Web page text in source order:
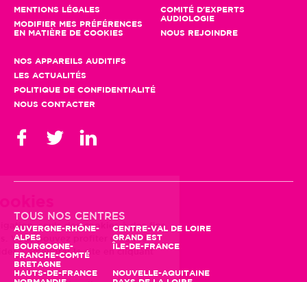
En poursuivant votre navigation, seuls
des cookies à des fins statistiques
seront utilisés. Vous pouvez profiter
d'autres fonctionnalités et nous aider à améliorer le site en
cliquant sur "Accepter"
MENTIONS LÉGALES
MODIFIER MES PRÉFÉRENCES
EN MATIÈRE DE COOKIES
COMITÉ D'EXPERTS
AUDIOLOGIE
NOUS REJOINDRE
NOS APPAREILS AUDITIFS
LES ACTUALITÉS
POLITIQUE DE CONFIDENTIALITÉ
NOUS CONTACTER
TOUS NOS CENTRES
AUVERGNE-RHÔNE-
ALPES
BOURGOGNE-
FRANCHE-COMTÉ
BRETAGNE
CENTRE-VAL DE LOIRE
GRAND EST
ÎLE-DE-FRANCE
HAUTS-DE-FRANCE
NOUVELLE-AQUITAINE